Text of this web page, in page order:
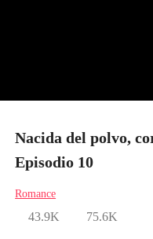
Nacida del polvo,
Episodio 10
Romance
43.9K 75.6K